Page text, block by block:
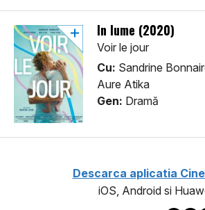
În lume (2020)
Voir le jour
Cu: Sandrine
Aure Atika
Gen: Dramă
Descarca aplicatia
iOS, Android si